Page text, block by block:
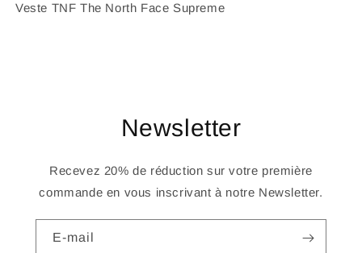
Veste TNF The North Face Supreme
Newsletter
Recevez 20% de réduction sur votre première
commande en vous inscrivant à notre Newsletter.
E-mail